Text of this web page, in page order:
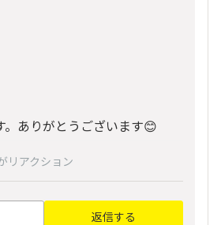
。ありがとうございます😊
リアクション
返信する